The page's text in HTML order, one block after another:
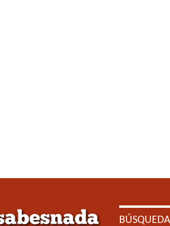
BÚSQUEDA